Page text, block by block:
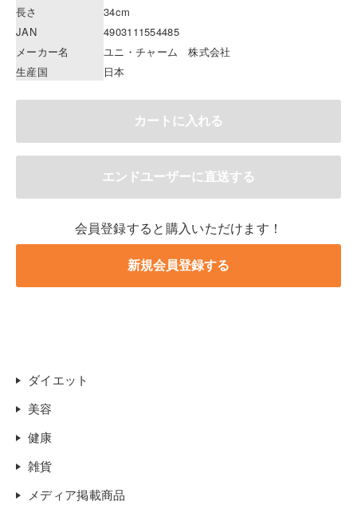
長さ
34cm
JAN
4903111554485
メーカー名
ユニ・チャーム 株式会社
生産国
日本
会員登録すると購入いただけます！
ダイエット
美容
健康
雑貨
メディア掲載商品